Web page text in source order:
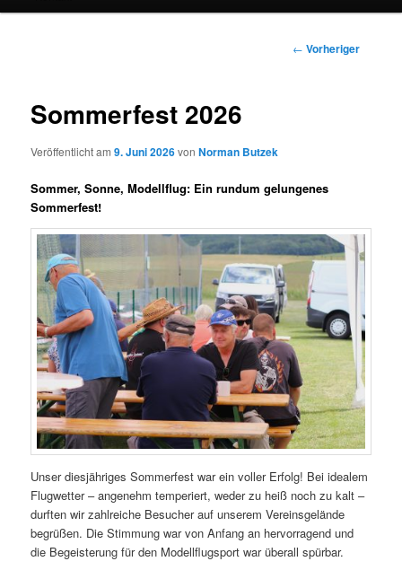
Beitragsnavigation
← Vorheriger
Sommerfest 2026
Veröffentlicht am9. Juni 2026vonNorman Butzek
Sommer, Sonne, Modellflug: Ein rundum gelungenes
Sommerfest!
Unser diesjähriges Sommerfest war ein voller Erfolg! Bei idealem
Flugwetter – angenehm temperiert, weder zu heiß noch zu kalt –
durften wir zahlreiche Besucher auf unserem Vereinsgelände
begrüßen. Die Stimmung war von Anfang an hervorragend und
die Begeisterung für den Modellflugsport war überall spürbar.